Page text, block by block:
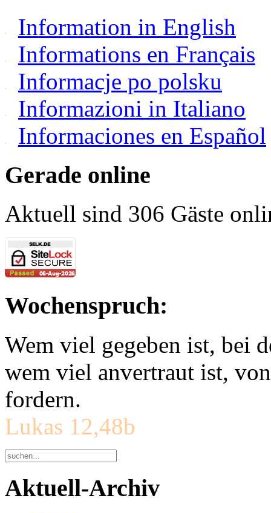
Information in English
Informations en Français
Informacje po polsku
Informazioni in Italiano
Informaciones en Español
Gerade online
Aktuell sind 306 Gäste
Wochenspruch:
Wem viel gegeben ist, bei
wem viel anvertraut ist,
fordern.
Lukas 12,48b
Aktuell-Archiv